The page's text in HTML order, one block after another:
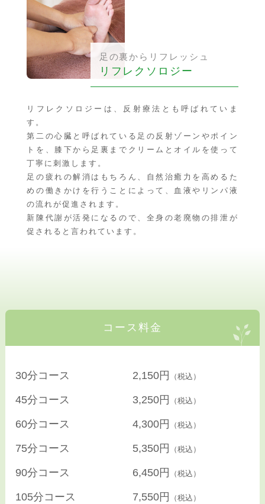
足の裏からリフレッシュ
リフレクソロジー
リフレクソロジーは、反射療法とも呼ばれていま
す。
第二の心臓と呼ばれている足の反射ゾーンやポイン
トを、膝下から足裏までクリームとオイルを使って
丁寧に刺激します。
足の疲れの解消はもちろん、自然治癒力を高めるた
めの働きかけを行うことによって、血液やリンパ液
の流れが促進されます。
新陳代謝が活発になるので、全身の老廃物の排泄が
促されると言われています。
コース料金
30分コース 2,150円 （税込）
45分コース 3,250円 （税込）
60分コース 4,300円 （税込）
75分コース 5,350円 （税込）
90分コース 6,450円 （税込）
105分コース 7,550円 （税込）